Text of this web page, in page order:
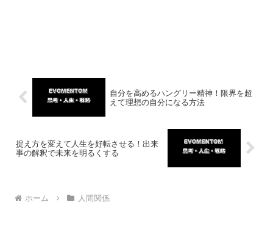
自分を高めるハングリー精神！限界を超
えて理想の自分になる方法
捉え方を変えて人生を好転させる！出来
事の解釈で未来を明るくする
ホーム 人間関係